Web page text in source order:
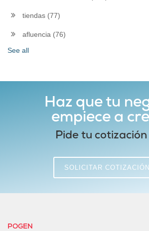
tiendas (77)
afluencia (76)
See all
Haz que tu
empiece a
Pide tu cotización
SOLICITAR COTIZACIÓN
POGEN